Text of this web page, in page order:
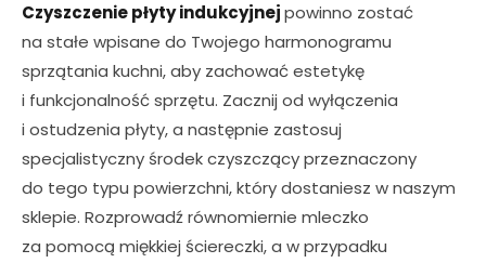
Czyszczenie płyty indukcyjnejpowinno zostać
na stałe wpisane do Twojego harmonogramu
sprzątania kuchni, aby zachować estetykę
i funkcjonalność sprzętu. Zacznij od wyłączenia
i ostudzenia płyty, a następnie zastosuj
specjalistyczny środek czyszczący przeznaczony
do tego typu powierzchni, który dostaniesz w naszym
sklepie. Rozprowadź równomiernie mleczko
za pomocą miękkiej ściereczki, a w przypadku